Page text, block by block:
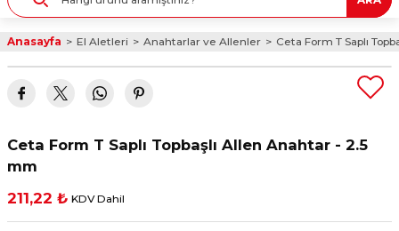
ve Multimetreler
Anasayfa El Aletleri Anahtarlar ve Allenler Ceta Form T Saplı
Ceta Form T Saplı Topbaşlı Allen Anahtar - 2.5
mm
211,22 ₺ KDV Dahil